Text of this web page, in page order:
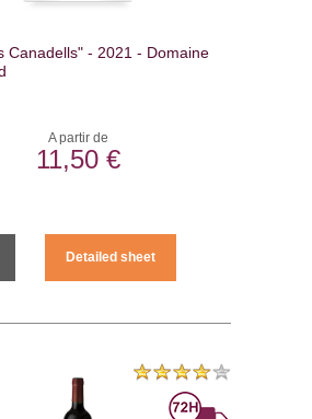
Canadells" - 2021 - Domaine
A partir de
11,50 €
Detailed sheet